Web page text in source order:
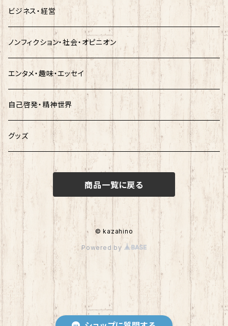
ビジネス・経営
ノンフィクション・社会・オピニオン
エンタメ・趣味・エッセイ
自己啓発・精神世界
グッズ
商品一覧に戻る
© kazahino
Powered by